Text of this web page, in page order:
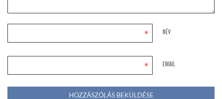
NÉV
*
EMAIL
*